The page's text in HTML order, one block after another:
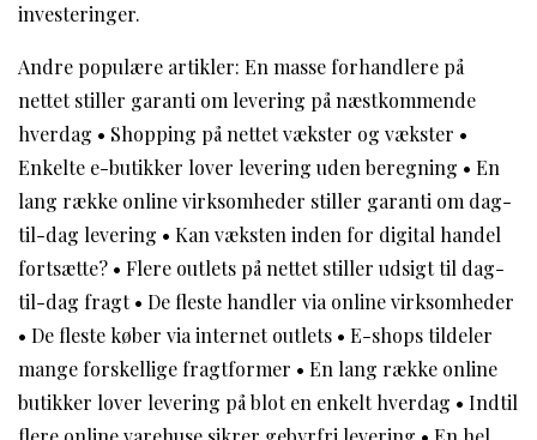
investeringer.
Andre populære artikler: En masse forhandlere på
nettet stiller garanti om levering på næstkommende
hverdag • Shopping på nettet vækster og vækster •
Enkelte e-butikker lover levering uden beregning • En
lang række online virksomheder stiller garanti om dag-
til-dag levering • Kan væksten inden for digital handel
fortsætte? • Flere outlets på nettet stiller udsigt til dag-
til-dag fragt• De fleste handler via online virksomheder
• De fleste køber via internet outlets • E-shops tildeler
mange forskellige fragtformer • En lang række online
butikker lover levering på blot en enkelt hverdag • Indtil